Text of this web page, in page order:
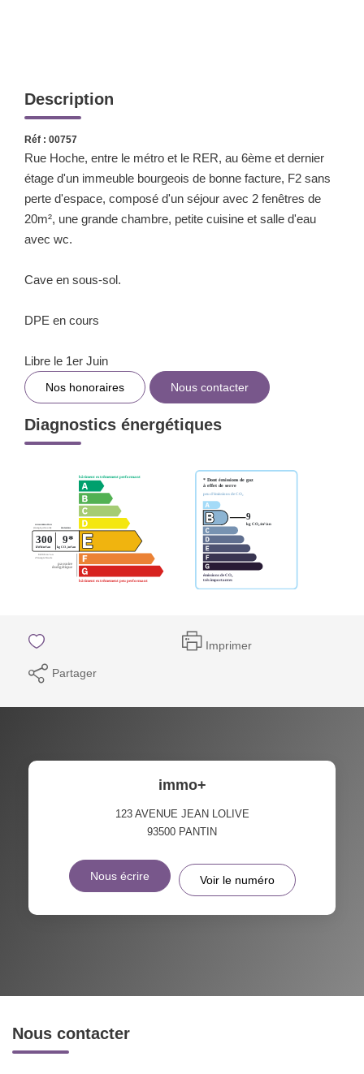
Description
Réf : 00757
Rue Hoche, entre le métro et le RER, au 6ème et dernier
étage d'un immeuble bourgeois de bonne facture, F2 sans
perte d'espace, composé d'un séjour avec 2 fenêtres de
20m², une grande chambre, petite cuisine et salle d'eau
avec wc.
Cave en sous-sol.
DPE en cours
Libre le 1er Juin
Nos honoraires Nous contacter
Diagnostics énergétiques
Imprimer
Partager
immo+
123 AVENUE JEAN LOLIVE
93500 PANTIN
Nous écrire Voir le numéro
Nous contacter